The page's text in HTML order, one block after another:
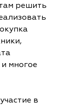
решить
многое
в